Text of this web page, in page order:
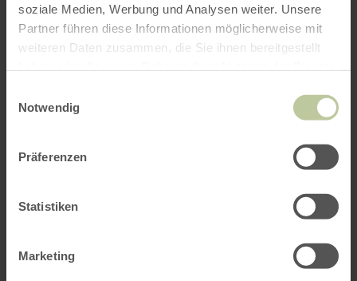
soziale Medien, Werbung und Analysen weiter. Unsere
Partner führen diese Informationen möglicherweise mit
weiteren Daten zusammen, die Sie ihnen bereitgestellt
Notwendig
Präferenzen
Statistiken
Marketing